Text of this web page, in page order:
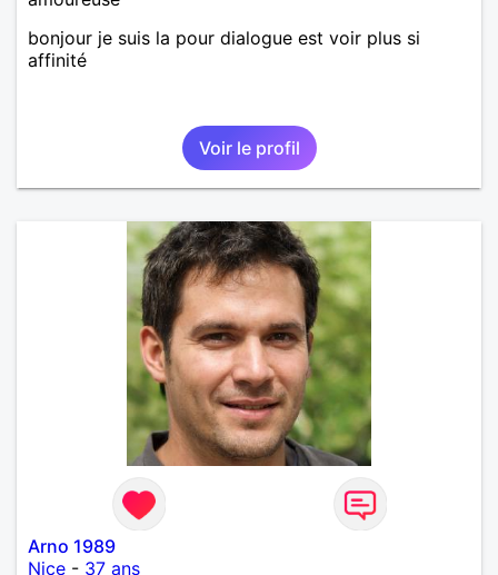
bonjour je suis la pour dialogue est voir plus si
affinité
Voir le profil
Arno 1989
Nice - 37 ans